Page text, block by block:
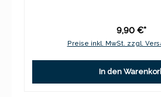
9,90 €*
Preise inkl. MwSt. zzgl.
In den